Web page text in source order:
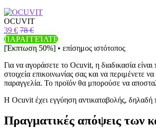
OCUVIT
39 € 78 €
ΠΑΡΑΓΓΕΊΛΤΕ
[Έκπτωση 50%] • επίσημος ιστότοπος
Για να αγοράσετε το Ocuvit, η διαδικασία
στοιχεία επικοινωνίας σας και να
παραγγελία. Το προϊόν θα μπορούσε να
Η Ocuvit έχει εγγύηση αντικαταβολής,
Πραγματικές απόψεις των